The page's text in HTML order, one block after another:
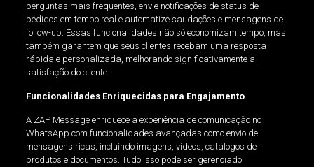
perguntas mais frequentes, envie notificações de status de
pedidos em tempo real e automatize saudações e mensagens de
follow-up. Essas funcionalidades não só economizam tempo, mas
também garantem que seus clientes recebam uma resposta
rápida e personalizada, melhorando significativamente a
satisfação do cliente.
Funcionalidades Enriquecidas para Engajamento
A ZAP Message enriquece a experiência de comunicação no
WhatsApp com funcionalidades avançadas como envio de
mensagens ricas, incluindo imagens, vídeos, catálogos de
produtos e documentos. Tudo isso pode ser gerenciado